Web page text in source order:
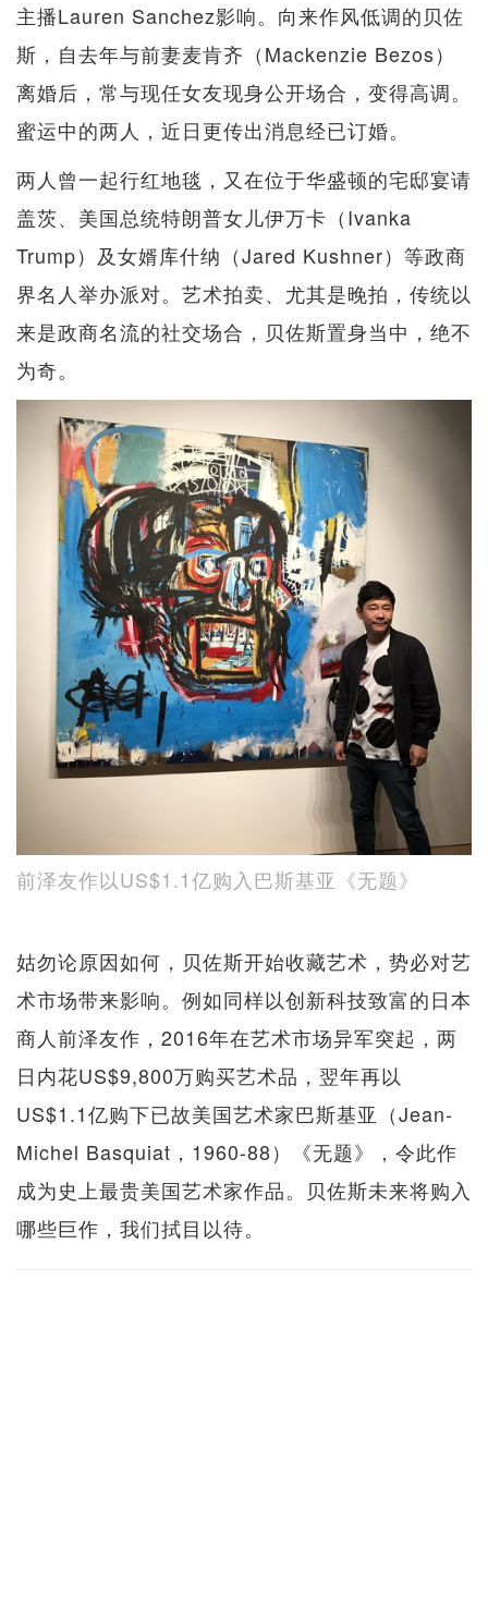
主播Lauren Sanchez影响。向来作风低调的贝佐
斯，自去年与前妻麦肯齐（Mackenzie Bezos）
离婚后，常与现任女友现身公开场合，变得高调。
蜜运中的两人，近日更传出消息经已订婚。
两人曾一起行红地毯，又在位于华盛顿的宅邸宴请
盖茨、美国总统特朗普女儿伊万卡（Ivanka
Trump）及女婿库什纳（Jared Kushner）等政商
界名人举办派对。艺术拍卖、尤其是晚拍，传统以
来是政商名流的社交场合，贝佐斯置身当中，绝不
为奇。
前泽友作以US$1.1亿购入巴斯基亚《无题》
姑勿论原因如何，贝佐斯开始收藏艺术，势必对艺
术市场带来影响。例如同样以创新科技致富的日本
商人前泽友作，2016年在艺术市场异军突起，两
日内花US$9,800万购买艺术品，翌年再以
US$1.1亿购下已故美国艺术家巴斯基亚（Jean-
Michel Basquiat，1960-88）《无题》，令此作
成为史上最贵美国艺术家作品。贝佐斯未来将购入
哪些巨作，我们拭目以待。